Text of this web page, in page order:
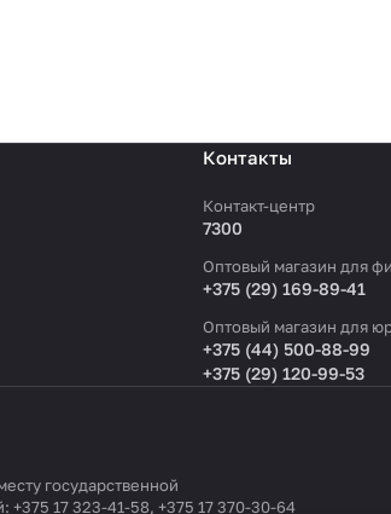
Контакты
Контакт-центр
7300
Оптовый магазин для
+375 (29) 169-89-41
Оптовый магазин для
+375 (44) 500-88-99
+375 (29) 120-99-53
государственной
+375 17 323-41-58, +375 17 370-30-64